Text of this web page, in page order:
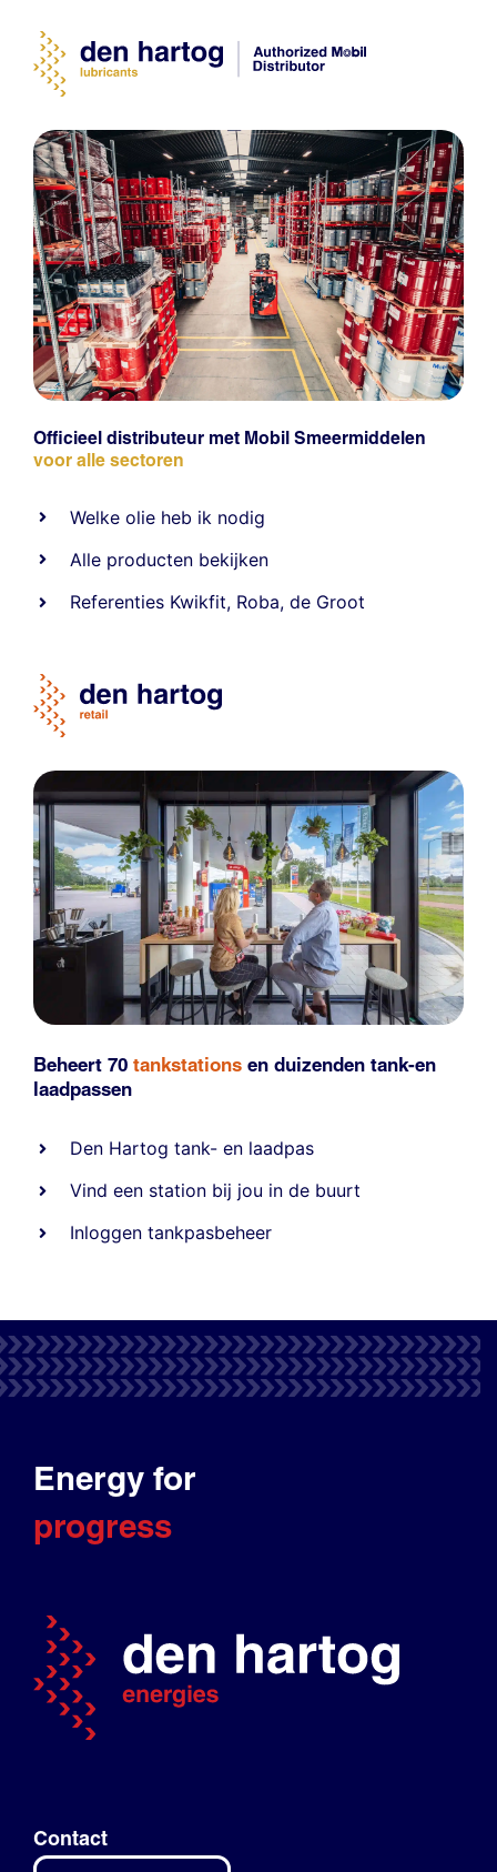
Officieel distributeur met Mobil Smeermiddelen
voor alle sectoren
Welke olie heb ik nodig
Alle producten bekijken
Referenties Kwikfit, Roba,de Groot
Beheert 70 tankstations en duizenden tank-en
laadpassen
Den Hartog tank- en laadpas
Vind een station bij jou in de buurt
Inloggen tankpasbeheer
Energy for
progress
Contact